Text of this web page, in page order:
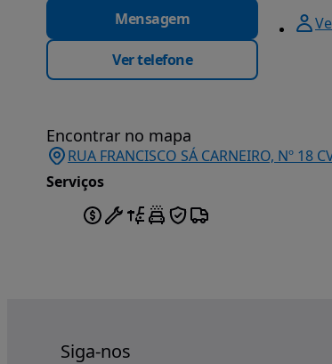
Mensagem
Ver telefone
Encontrar no mapa
RUA FRANCISCO SÁ CARNEIRO, Nº
Serviços
Siga-nos